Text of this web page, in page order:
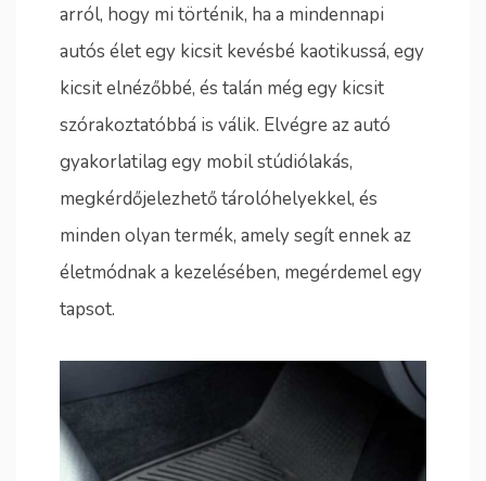
arról, hogy mi történik, ha a mindennapi
autós élet egy kicsit kevésbé kaotikussá, egy
kicsit elnézőbbé, és talán még egy kicsit
szórakoztatóbbá is válik. Elvégre az autó
gyakorlatilag egy mobil stúdiólakás,
megkérdőjelezhető tárolóhelyekkel, és
minden olyan termék, amely segít ennek az
életmódnak a kezelésében, megérdemel egy
tapsot.